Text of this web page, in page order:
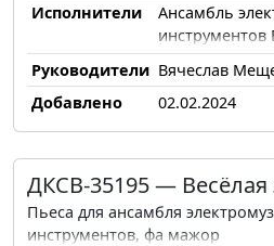
Исполнители
Ансамбль
инструментов
Центрального
Руководители Вячеслав
Добавлено
02.02.2024
ДКСВ-35195 — Весёлая
Пьеса для ансамбля
инструментов, фа мажор